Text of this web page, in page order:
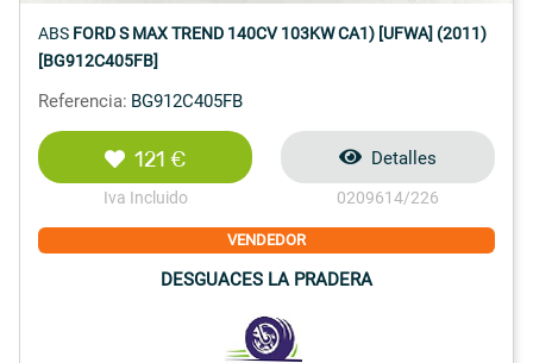
ABS FORD S MAX TREND 140CV 103KW CA1) [UFWA] (2011)
[BG912C405FB]
Referencia: BG912C405FB
121 €
Iva Incluido
Detalles
0209614/226
VENDEDOR
DESGUACES LA PRADERA